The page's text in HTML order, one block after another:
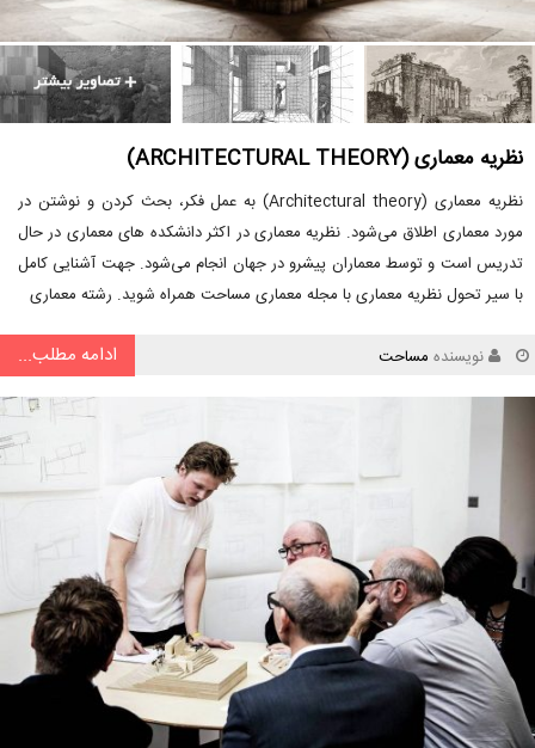
نظریه معماری (ARCHITECTURAL THEORY)
نظریه معماری (Architectural theory) به عمل فکر، بحث کردن و نوشتن در
مورد معماری اطلاق می‌شود. نظریه معماری در اکثر دانشکده ­های معماری در حال
تدریس است و توسط معماران پیشرو در جهان انجام می‌شود. جهت آشنایی کامل
با سیر تحول نظریه معماری با مجله معماری مساحت همراه شوید. رشته معماری
نویسنده مساحت ادامه مطلب...